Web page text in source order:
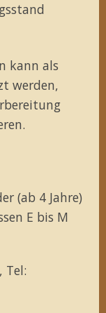
kann als
werden,
(ab 4 Jahre)
E bis M
Tel: